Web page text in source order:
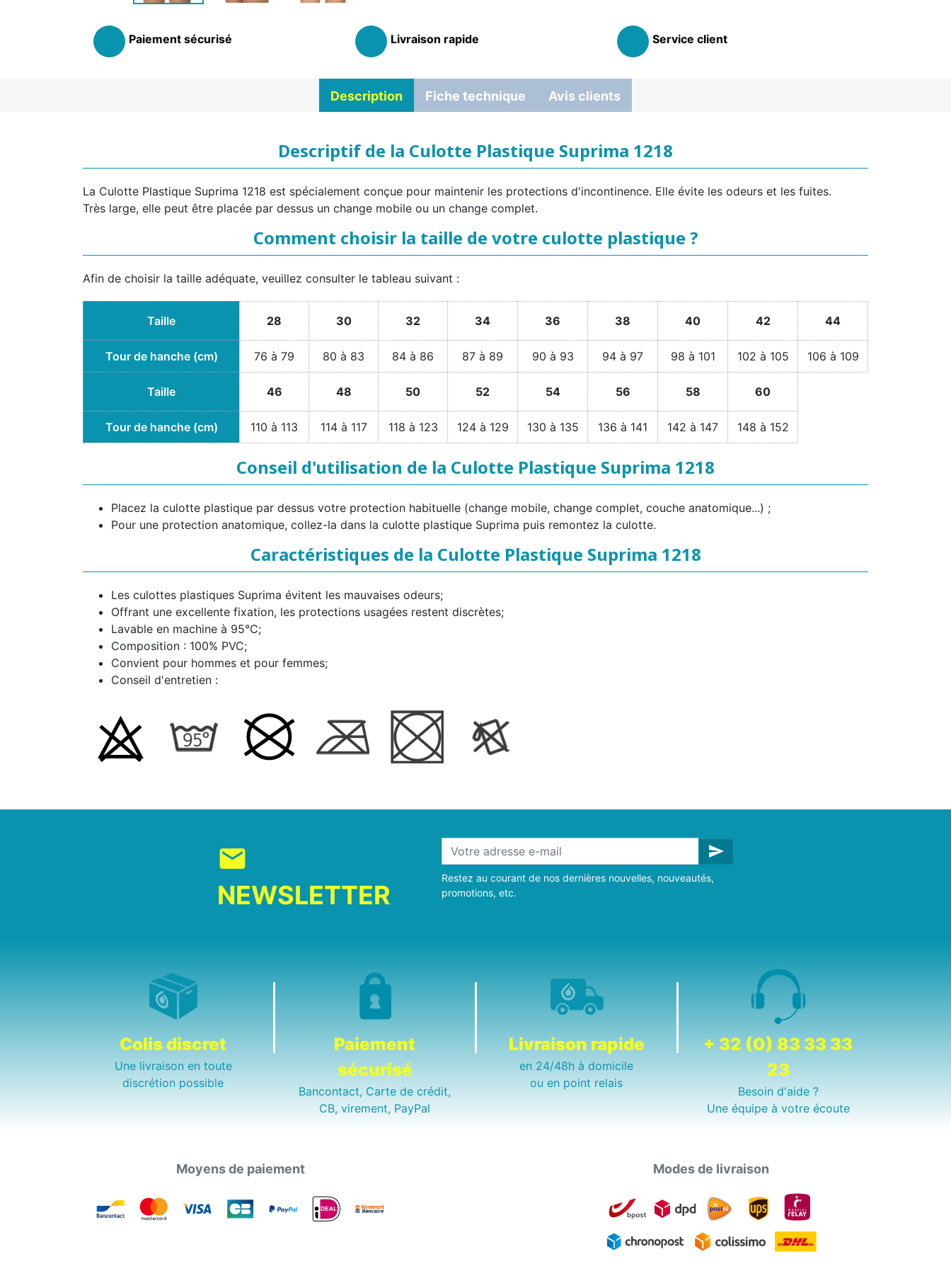
Paiement sécurisé Livraison rapide Service client
Description Fiche technique Avis clients
Descriptif de la Culotte Plastique Suprima 1218
La Culotte Plastique Suprima 1218 est spécialement conçue pour maintenir les protections d'incontinence. Elle évite les odeurs et les fuites.
Très large, elle peut être placée par dessus un change mobile ou un change complet.
Comment choisir la taille de votre culotte plastique ?
Afin de choisir la taille adéquate, veuillez consulter le tableau suivant :
Taille 28 30 32 34 36 38 40 42 44
Tour de hanche (cm) 76 à 79 80 à 83 84 à 86 87 à 89 90 à 93 94 à 97 98 à 101 102 à 105 106 à 109
Taille 46 48 50 52 54 56 58 60
Tour de hanche (cm) 110 à 113 114 à 117 118 à 123 124 à 129 130 à 135 136 à 141 142 à 147 148 à 152
Conseil d'utilisation de la Culotte Plastique Suprima 1218
Placez la culotte plastique par dessus votre protection habituelle (change mobile, change complet, couche anatomique...) ;
Pour une protection anatomique, collez-la dans la culotte plastique Suprima puis remontez la culotte.
Caractéristiques de la Culotte Plastique Suprima 1218
Les culottes plastiques Suprima évitent les mauvaises odeurs;
Offrant une excellente fixation, les protections usagées restent discrètes;
Lavable en machine à 95°C;
Composition : 100% PVC;
Convient pour hommes et pour femmes;
Conseil d'entretien :
mail
NEWSLETTER
send
Restez au courant de nos dernières nouvelles, nouveautés,
promotions, etc.
Colis discret
Une livraison en toute
discrétion possible
Paiement
sécurisé
Bancontact, Carte de crédit,
CB, virement, PayPal
Livraison rapide
en 24/48h à domicile
ou en point relais
+ 32 (0) 83 33 33
23
Besoin d'aide ?
Une équipe à votre écoute
Moyens de paiement Modes de livraison